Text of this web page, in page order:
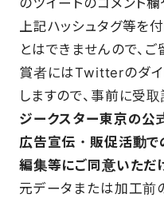
上記ハッシュタグ等を
とはできませんので、ご
賞者にはTwitterのダイ
しますので、事前に受
ジークスター東京の公
広告宣伝・販促活動で
編集等にご同意いただ
元データまたは加工前